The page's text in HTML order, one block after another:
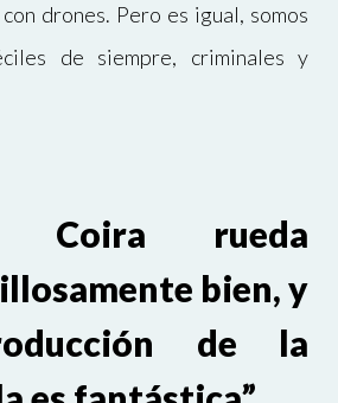
drones. Pero es igual, somos
de siempre, criminales y
Coira rueda
bien, y
de la